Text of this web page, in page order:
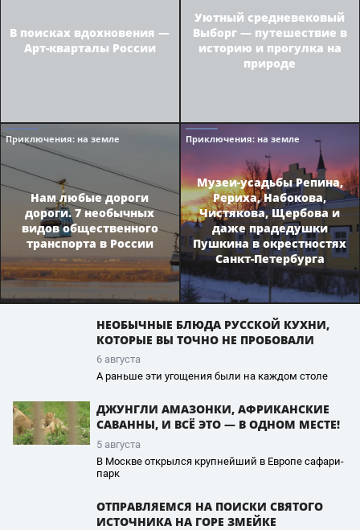
В поисках вдохновения —
Арт-кварталы России
Уютный средневековый
Выборг — путешествие в
историю и прогулка на
природе
Приключения: на земле
Нам любые дороги
дороги. 7 необычных
видов общественного
транспорта в России
Приключения: на земле
Музеи-усадьбы Репина,
Рериха, Набокова,
Чистякова, Щербова и
даже прадедушки
Пушкина в окрестностях
Санкт-Петербурга
НЕОБЫЧНЫЕ БЛЮДА РУССКОЙ КУХНИ,
КОТОРЫЕ ВЫ ТОЧНО НЕ ПРОБОВАЛИ
6 августа
А раньше эти угощения были на каждом столе
ДЖУНГЛИ АМАЗОНКИ, АФРИКАНСКИЕ
САВАННЫ, И ВСЁ ЭТО — В ОДНОМ МЕСТЕ!
5 августа
В Москве открылся крупнейший в Европе сафари-
парк
ОТПРАВЛЯЕМСЯ НА ПОИСКИ СВЯТОГО
ИСТОЧНИКА НА ГОРЕ ЗМЕЙКЕ